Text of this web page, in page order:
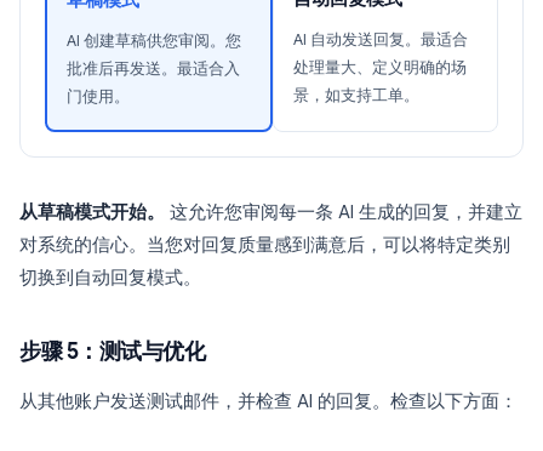
AI 创建草稿供您审阅。您
批准后再发送。最适合入
门使用。
AI 自动发送回复。最适合
处理量大、定义明确的场
景，如支持工单。
从草稿模式开始。
这允许您审阅每一条 AI 生成的回复，并建立
对系统的信心。当您对回复质量感到满意后，可以将特定类别
切换到自动回复模式。
步骤 5：测试与优化
从其他账户发送测试邮件，并检查 AI 的回复。检查以下方面：